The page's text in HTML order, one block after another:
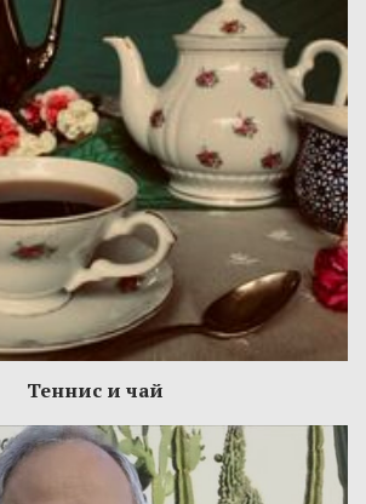
Теннис и чай